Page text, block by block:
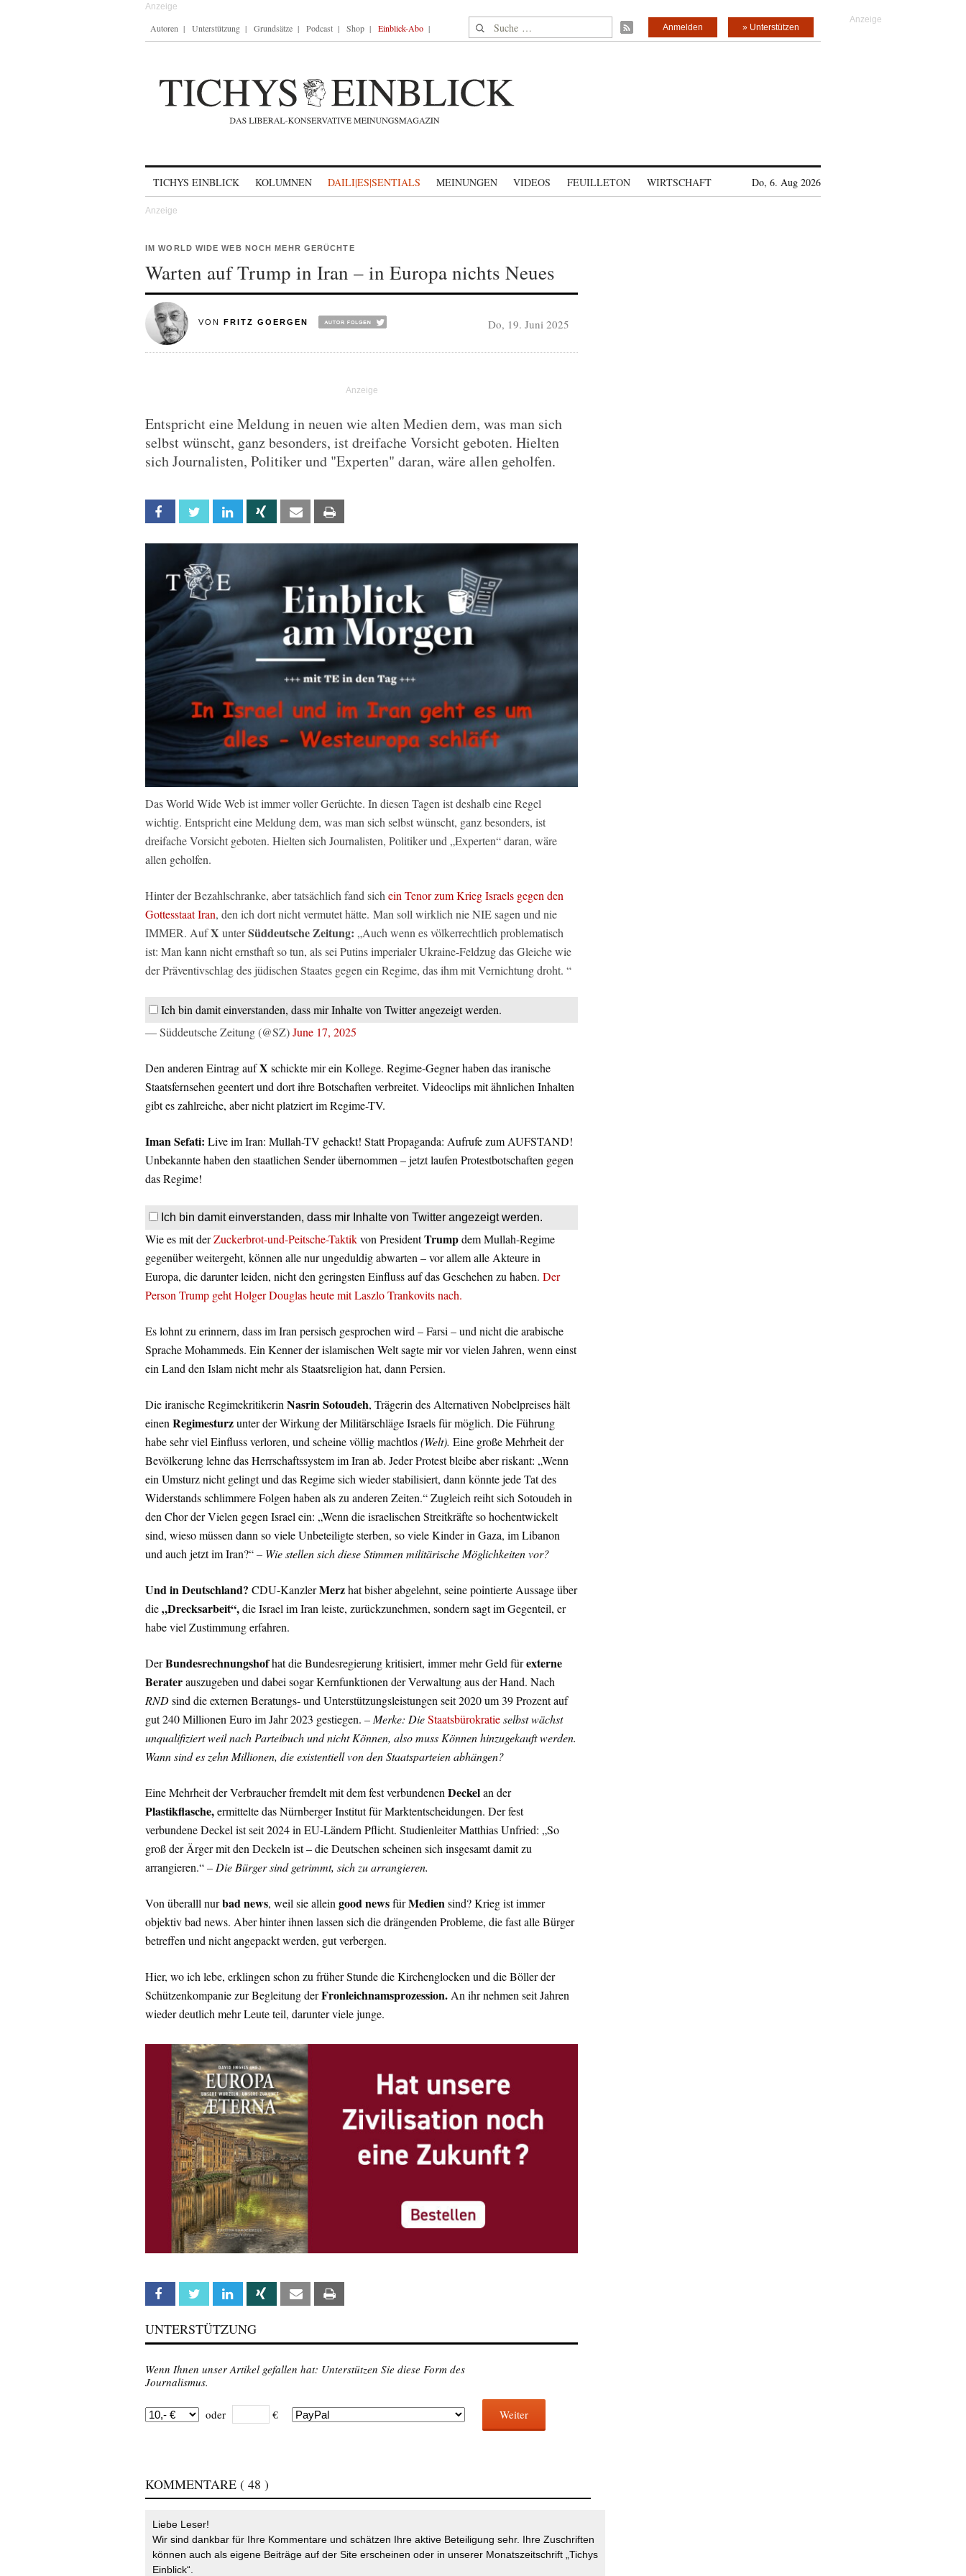
Autoren Unterstützung Grundsätze Podcast Shop Einblick-Abo Suche nach: » Unterstützen
Anmelden
TICHYS EINBLICK KOLUMNEN DAILI|ES|SENTIALS MEINUNGEN VIDEOS FEUILLETON WIRTSCHAFT Do, 6. Aug 2026
IM WORLD WIDE WEB NOCH MEHR GERÜCHTE
Warten auf Trump in Iran – in Europa nichts Neues
VON FRITZ GOERGEN Do, 19. Juni 2025
Entspricht eine Meldung in neuen wie alten Medien dem, was man sich
selbst wünscht, ganz besonders, ist dreifache Vorsicht geboten. Hielten
sich Journalisten, Politiker und "Experten" daran, wäre allen geholfen.
Facebook Twitter Linkedin Xing Email
Das World Wide Web ist immer voller Gerüchte. In diesen Tagen ist deshalb eine Regel
wichtig. Entspricht eine Meldung dem, was man sich selbst wünscht, ganz besonders, ist
dreifache Vorsicht geboten. Hielten sich Journalisten, Politiker und „Experten“ daran, wäre
allen geholfen.
Hinter der Bezahlschranke, aber tatsächlich fand sich ein Tenor zum Krieg Israels gegen den
Gottesstaat Iran, den ich dort nicht vermutet hätte. Man soll wirklich nie NIE sagen und nie
IMMER. AufX unterSüddeutsche Zeitung: „Auch wenn es völkerrechtlich problematisch
ist: Man kann nicht ernsthaft so tun, als sei Putins imperialer Ukraine-Feldzug das Gleiche wie
der Präventivschlag des jüdischen Staates gegen ein Regime, das ihm mit Vernichtung droht. “
Ich bin damit einverstanden, dass mir Inhalte von Twitter angezeigt werden.
— Süddeutsche Zeitung (@SZ)June 17, 2025
Den anderen Eintrag aufX schickte mir ein Kollege. Regime-Gegner haben das iranische
Staatsfernsehen geentert und dort ihre Botschaften verbreitet. Videoclips mit ähnlichen Inhalten
gibt es zahlreiche, aber nicht platziert im Regime-TV.
Iman Sefati: Live im Iran: Mullah-TV gehackt! Statt Propaganda: Aufrufe zum AUFSTAND!
Unbekannte haben den staatlichen Sender übernommen – jetzt laufen Protestbotschaften gegen
das Regime!
Ich bin damit einverstanden, dass mir Inhalte von Twitter angezeigt werden.
Wie es mit derZuckerbrot-und-Peitsche-Taktikvon PresidentTrumpdem Mullah-Regime
gegenüber weitergeht, können alle nur ungeduldig abwarten – vor allem alle Akteure in
Europa, die darunter leiden, nicht den geringsten Einfluss auf das Geschehen zu haben. Der
Person Trump geht Holger Douglas heute mit Laszlo Trankovits nach.
Es lohnt zu erinnern, dass im Iran persisch gesprochen wird – Farsi – und nicht die arabische
Sprache Mohammeds. Ein Kenner der islamischen Welt sagte mir vor vielen Jahren, wenn einst
ein Land den Islam nicht mehr als Staatsreligion hat, dann Persien.
Die iranische Regimekritikerin Nasrin Sotoudeh, Trägerin des Alternativen Nobelpreises hält
einen Regimesturzunter der Wirkung der Militärschläge Israels für möglich. Die Führung
habe sehr viel Einfluss verloren, und scheine völlig machtlos(Welt). Eine große Mehrheit der
Bevölkerung lehne das Herrschaftssystem im Iran ab. Jeder Protest bleibe aber riskant: „Wenn
ein Umsturz nicht gelingt und das Regime sich wieder stabilisiert, dann könnte jede Tat des
Widerstands schlimmere Folgen haben als zu anderen Zeiten.“ Zugleich reiht sich Sotoudeh in
den Chor der Vielen gegen Israel ein: „Wenn die israelischen Streitkräfte so hochentwickelt
sind, wieso müssen dann so viele Unbeteiligte sterben, so viele Kinder in Gaza, im Libanon
und auch jetzt im Iran?“– Wie stellen sich diese Stimmen militärische Möglichkeiten vor?
Und in Deutschland? CDU-KanzlerMerzhat bisher abgelehnt, seine pointierte Aussage über
die„Drecksarbeit“,die Israel im Iran leiste, zurückzunehmen, sondern sagt im Gegenteil, er
habe viel Zustimmung erfahren.
DerBundesrechnungshofhat die Bundesregierung kritisiert, immer mehr Geld fürexterne
Beraterauszugeben und dabei sogar Kernfunktionen der Verwaltung aus der Hand. Nach
RNDsind die externen Beratungs- und Unterstützungsleistungen seit 2020 um 39 Prozent auf
gut 240 Millionen Euro im Jahr 2023 gestiegen. – Merke: DieStaatsbürokratieselbst wächst
unqualifiziert weil nach Parteibuch und nicht Können, also muss Können hinzugekauft werden.
Wann sind es zehn Millionen, die existentiell von den Staatsparteien abhängen?
Eine Mehrheit der Verbraucher fremdelt mit dem fest verbundenen Deckelan der
Plastikflasche,ermittelte das Nürnberger Institut für Marktentscheidungen. Der fest
verbundene Deckel ist seit 2024 in EU-Ländern Pflicht. Studienleiter Matthias Unfried: „So
groß der Ärger mit den Deckeln ist – die Deutschen scheinen sich insgesamt damit zu
arrangieren.“– Die Bürger sind getrimmt, sich zu arrangieren.
Von überalll nurbad news, weil sie allein good newsfürMediensind? Krieg ist immer
objektiv bad news. Aber hinter ihnen lassen sich die drängenden Probleme, die fast alle Bürger
betreffen und nicht angepackt werden, gut verbergen.
Hier, wo ich lebe, erklingen schon zu früher Stunde die Kirchenglocken und die Böller der
Schützenkompanie zur Begleitung derFronleichnamsprozession. An ihr nehmen seit Jahren
wieder deutlich mehr Leute teil, darunter viele junge.
Facebook Twitter Linkedin Xing Email
UNTERSTÜTZUNG
Wenn Ihnen unser Artikel gefallen hat: Unterstützen Sie diese Form des
Journalismus.
oder € Weiter
KOMMENTARE ( 48 )
Liebe Leser!
Wir sind dankbar für Ihre Kommentare und schätzen Ihre aktive Beteiligung sehr. Ihre Zuschriften
können auch als eigene Beiträge auf der Site erscheinen oder in unserer Monatszeitschrift „Tichys
Einblick“.